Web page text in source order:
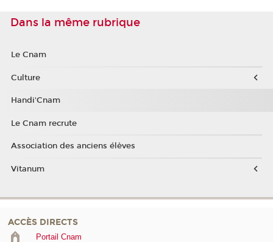
Dans la même rubrique
Le Cnam
Culture
Handi'Cnam
Le Cnam recrute
Association des anciens élèves
Vitanum
ACCÈS DIRECTS
Portail Cnam